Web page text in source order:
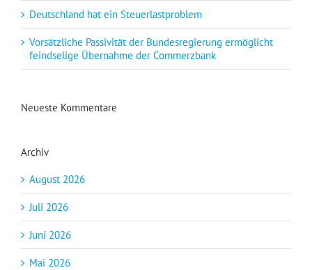
Deutschland hat ein Steuerlastproblem
Vorsätzliche Passivität der Bundesregierung ermöglicht
feindselige Übernahme der Commerzbank
Neueste Kommentare
Archiv
August 2026
Juli 2026
Juni 2026
Mai 2026